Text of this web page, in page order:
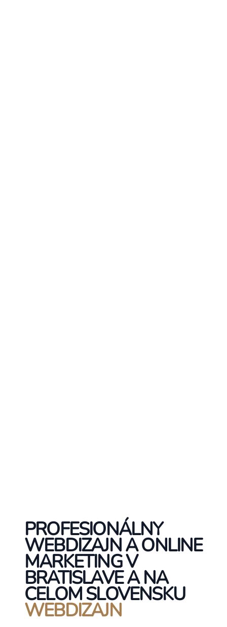
PROFESIONÁLNY
WEBDIZAJN A ONLINE
MARKETING V
BRATISLAVE A NA
CELOM SLOVENSKU
WEBDIZAJN